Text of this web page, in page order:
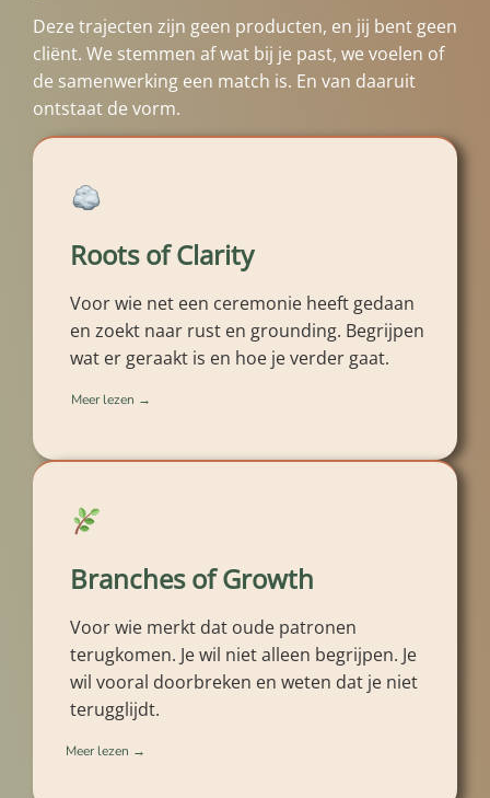
Deze trajecten zijn geen producten, en jij bent geen
cliënt. We stemmen af wat bij je past, we voelen of
de samenwerking een match is. En van daaruit
ontstaat de vorm.
Roots of Clarity
Voor wie net een ceremonie heeft gedaan
en zoekt naar rust en grounding. Begrijpen
wat er geraakt is en hoe je verder gaat.
Meer lezen →
Branches of Growth
Voor wie merkt dat oude patronen
terugkomen. Je wil niet alleen begrijpen. Je
wil vooral doorbreken en weten dat je niet
terugglijdt.
Meer lezen →